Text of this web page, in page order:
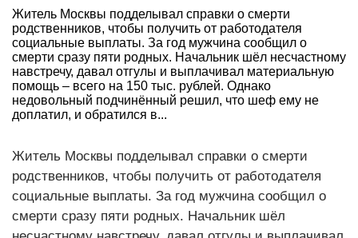
Житель Москвы подделывал справки о смерти
родственников, чтобы получить от работодателя
социальные выплаты. За год мужчина сообщил о
смерти сразу пяти родных. Начальник шёл несчастному
навстречу, давал отгулы и выплачивал материальную
помощь – всего на 150 тыс. рублей. Однако
недовольный подчинённый решил, что шеф ему не
доплатил, и обратился в...
Житель Москвы подделывал справки о смерти
родственников, чтобы получить от работодателя
социальные выплаты. За год мужчина сообщил о
смерти сразу пяти родных. Начальник шёл